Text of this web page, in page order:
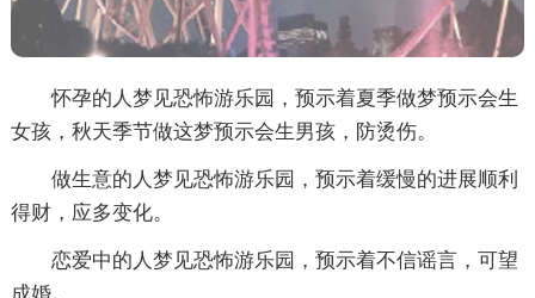
怀孕的人梦见恐怖游乐园，预示着夏季做梦预示会生
女孩，秋天季节做这梦预示会生男孩，防烫伤。
做生意的人梦见恐怖游乐园，预示着缓慢的进展顺利
得财，应多变化。
恋爱中的人梦见恐怖游乐园，预示着不信谣言，可望